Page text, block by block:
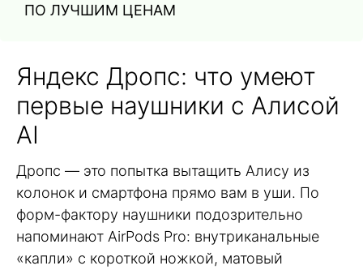
ПО ЛУЧШИМ ЦЕНАМ
Яндекс Дропс: что умеют
первые наушники с Алисой
AI
Дропс — это попытка вытащить Алису из
колонок и смартфона прямо вам в уши. По
форм-фактору наушники подозрительно
напоминают AirPods Pro: внутриканальные
«капли» с короткой ножкой, матовый